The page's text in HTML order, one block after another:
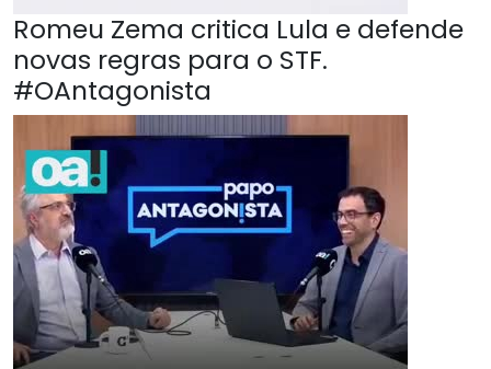
Romeu Zema critica Lula e defende
novas regras para o STF.
#OAntagonista